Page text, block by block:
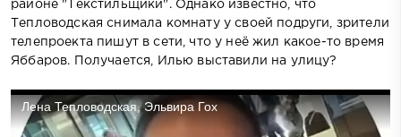
районе "Текстильщики". Однако известно, что
Тепловодская снимала комнату у своей подруги, зрители
телепроекта пишут в сети, что у неё жил какое-то время
Яббаров. Получается, Илью выставили на улицу?